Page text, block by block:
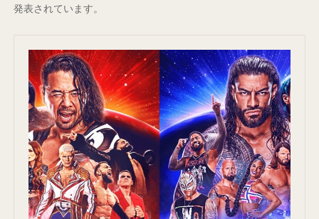
発表されています。